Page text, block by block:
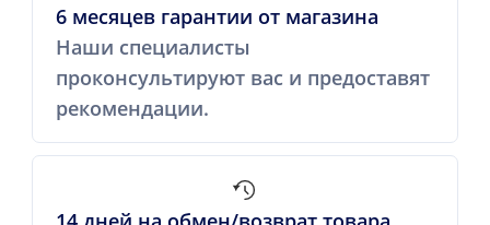
6 месяцев гарантии от магазина
Наши специалисты
проконсультируют вас и предоставят
рекомендации.